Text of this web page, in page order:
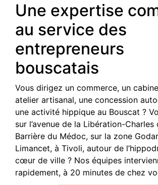
Une expertise
au service des
entrepreneurs
bouscatais
Vous dirigez un commerce, un
atelier artisanal, une concession
une activité hippique au Bouscat ?
sur l’avenue de la Libération-Charles
Barrière du Médoc, sur la zone
Limancet, à Tivoli, autour de
cœur de ville ? Nos équipes
rapidement, à 20 minutes de chez